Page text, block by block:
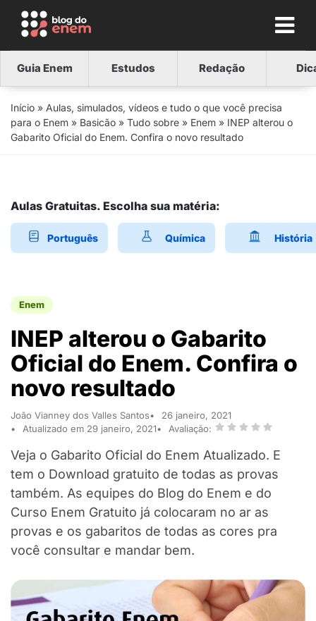
Guia Enem Estudos Redação
Início » Aulas, simulados, vídeos e tudo o que você precisa
para o Enem » Basicão » Tudo sobre » Enem » INEP alterou o
Gabarito Oficial do Enem. Confira o novo resultado
Aulas Gratuitas. Escolha sua matéria:
Português Química História
Enem
INEP alterou o Gabarito
Oficial do Enem. Confira o
novo resultado
João Vianney dos Valles Santos
26 janeiro, 2021
Atualizado em 29 janeiro, 2021
Avaliação:
Veja o Gabarito Oficial do Enem Atualizado. E
tem o Download gratuito de todas as provas
também. As equipes do Blog do Enem e do
Curso Enem Gratuito já colocaram no ar as
provas e os gabaritos de todas as cores pra
você consultar e mandar bem.